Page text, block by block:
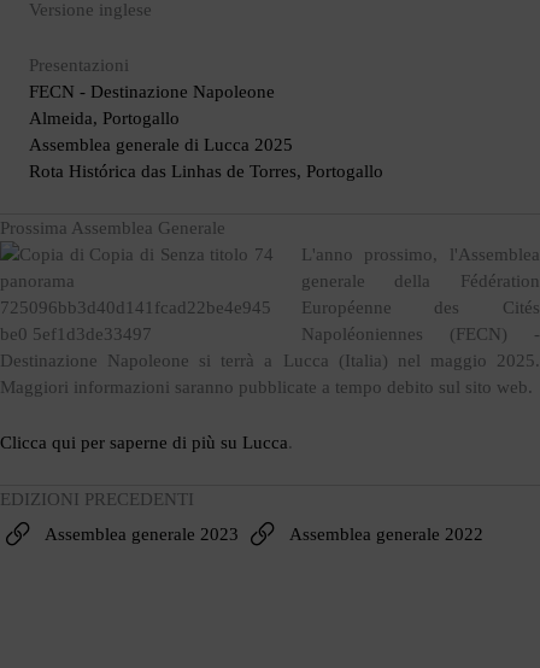
Versione inglese
Presentazioni
FECN - Destinazione Napoleone
Almeida, Portogallo
Assemblea generale di Lucca 2025
Rota Histórica das Linhas de Torres, Portogallo
Prossima Assemblea Generale
L'anno prossimo, l'Assemblea
generale della Fédération
Européenne des Cités
Napoléoniennes (FECN) -
Destinazione Napoleone si terrà a Lucca (Italia) nel maggio 2025.
Maggiori informazioni saranno pubblicate a tempo debito sul sito web.
Clicca qui per saperne di più su Lucca.
EDIZIONI PRECEDENTI
Assemblea generale 2023
Assemblea generale 2022